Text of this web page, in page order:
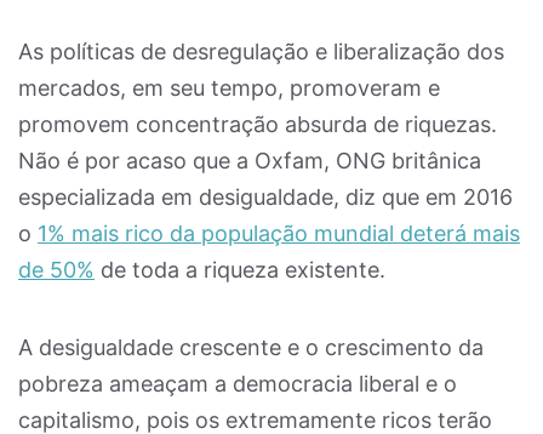
As políticas de desregulação e liberalização dos
mercados, em seu tempo, promoveram e
promovem concentração absurda de riquezas.
Não é por acaso que a Oxfam, ONG britânica
especializada em desigualdade, diz que em 2016
o 1% mais rico da população mundial deterá mais
de 50% de toda a riqueza existente.
A desigualdade crescente e o crescimento da
pobreza ameaçam a democracia liberal e o
capitalismo, pois os extremamente ricos terão